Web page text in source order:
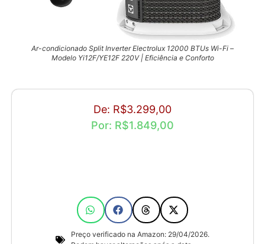
Ar-condicionado Split Inverter Electrolux 12000 BTUs Wi-Fi –
Modelo Yi12F/YE12F 220V | Eficiência e Conforto
De: R$3.299,00
Por: R$1.849,00
Preço verificado na Amazon: 29/04/2026.